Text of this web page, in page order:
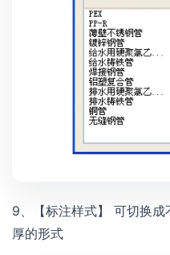
9、【标注样式】 可切换
厚的形式